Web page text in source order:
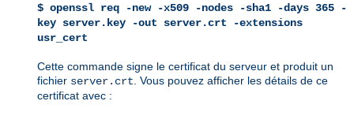
$ openssl req -new -x509 -nodes -sha1 -days 365 -
key server.key -out server.crt -extensions
usr_cert
Cette commande signe le certificat du serveur et produit un
fichier server.crt . Vous pouvez afficher les détails de ce
certificat avec :